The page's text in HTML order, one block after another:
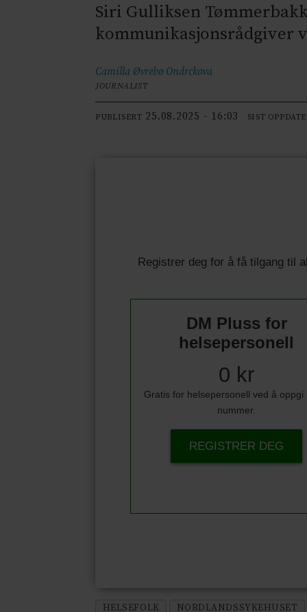
Siri Gulliksen
kommunikasjonsrådgiver
Camilla Øvrebø Ondrckova
JOURNALIST
PUBLISERT 25.08.2025 - 16:03 SIST
Registrer deg for å få tilgang til
DM Pluss for
helsepersonell
0 kr
Gratis for helsepersonell ved å oppgi
nummer.
REGISTRER DEG
HELSEFOLK NORDLANDSSYKEHUSET